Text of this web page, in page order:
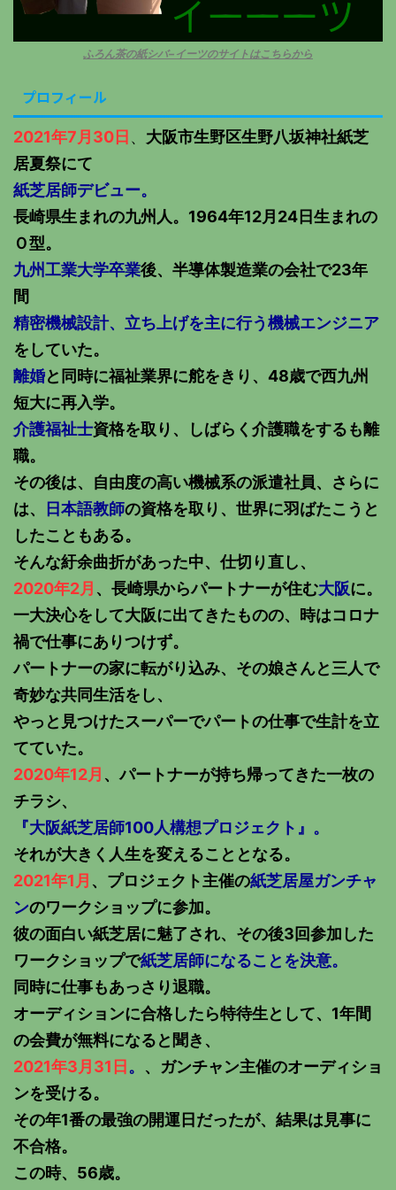
ふろん茶の紙シバ−イーツのサイトはこちらから
プロフィール
2021年7月30日 、 大阪市生野区生野八坂神社紙芝
居夏祭にて
紙芝居師デビュー。
長崎県生まれの九州人。1964年12月24日生まれの
Ｏ型。
九州工業大学卒業後、半導体製造業の会社で23年
間
精密機械設計、立ち上げを主に行う機械エンジニア
をしていた。
離婚と同時に福祉業界に舵をきり、48歳で西九州
短大に再入学。
介護福祉士資格を取り、しばらく介護職をするも離
職。
その後は、自由度の高い機械系の派遣社員、さらに
は、
日本語教師の資格を取り、世界に羽ばたこうと
したこともある。
そんな紆余曲折があった中、仕切り直し、
2020年2月 、長崎県からパートナーが住む大阪に。
一大決心をして大阪に出てきたものの、時はコロナ
禍で仕事にありつけず。
パートナーの家に転がり込み、その娘さんと三人で
奇妙な共同生活をし、
やっと見つけたスーパーでパートの仕事で生計を立
てていた。
2020年12月 、パートナーが持ち帰ってきた一枚の
チラシ、
『大阪紙芝居師100人構想プロジェクト』。
それが大きく人生を変えることとなる。
2021年1月 、プロジェクト主催の紙芝居屋ガンチャ
ンのワークショップに参加。
彼の面白い紙芝居に魅了され、その後3回参加した
ワークショップで紙芝居師になることを決意。
同時に仕事もあっさり退職。
オーディションに合格したら特待生として、1年間
の会費が無料になると聞き、
2021年3月31日 。 、ガンチャン主催のオーディショ
ンを受ける。
その年1番の最強の開運日だったが、結果は見事に
不合格。
この時、56歳。